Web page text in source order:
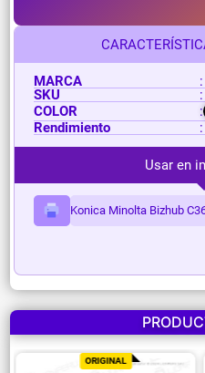
MARCA
SKU
COLOR
:
Rendimiento
Usar en
Konica Minolta Bizhub
ORIGINAL